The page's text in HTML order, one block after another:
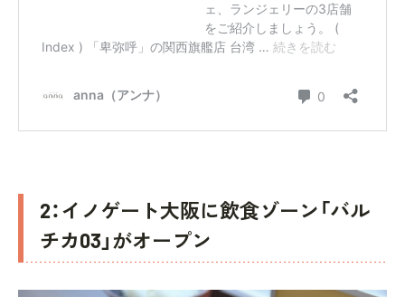
2：イノゲート大阪に飲食ゾーン「バル
チカ03」がオープン